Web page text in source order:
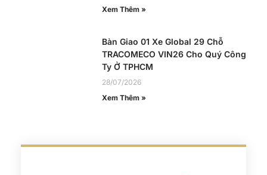
Xem Thêm »
Bàn Giao 01 Xe Global 29 Chỗ
TRACOMECO VIN26 Cho Quý Công
Ty Ở TPHCM
28/07/2026
Xem Thêm »